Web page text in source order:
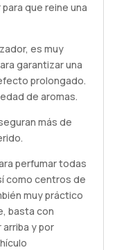
que reine una
es muy
garantizar una
prolongado.
de aromas.
más de
perfumar todas
como centros de
muy práctico
basta con
y por